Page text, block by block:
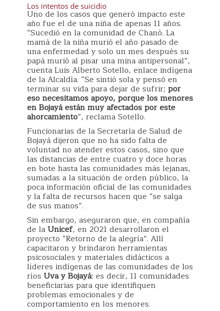
Los intentos de suicidio
Uno de los casos que generó impacto este
año fue el de una niña de apenas 11 años.
“Sucedió en la comunidad de Chanó. La
mamá de la niña murió el año pasado de
una enfermedad y solo un mes después su
papá murió al pisar una mina antipersonal”,
cuenta Luis Alberto Sotello, enlace indígena
de la Alcaldía. “Se sintió sola y pensó en
terminar su vida para dejar de sufrir; por
eso necesitamos apoyo, porque los menores
en Bojayá están muy afectados por este
ahorcamiento”, reclama Sotello.
Funcionarias de la Secretaría de Salud de
Bojayá dijeron que no ha sido falta de
voluntad no atender estos casos, sino que
las distancias de entre cuatro y doce horas
en bote hasta las comunidades más lejanas,
sumadas a la situación de orden público, la
poca información oficial de las comunidades
y la falta de recursos hacen que “se salga
de sus manos”.
Sin embargo, aseguraron que, en compañía
de laUnicef, en 2021 desarrollaron el
proyecto “Retorno de la alegría”. Allí
capacitaron y brindaron herramientas
psicosociales y materiales didácticos a
líderes indígenas de las comunidades de los
ríos Uva y Bojayá: es decir, 11 comunidades
beneficiarias para que identifiquen
problemas emocionales y de
comportamiento en los menores.